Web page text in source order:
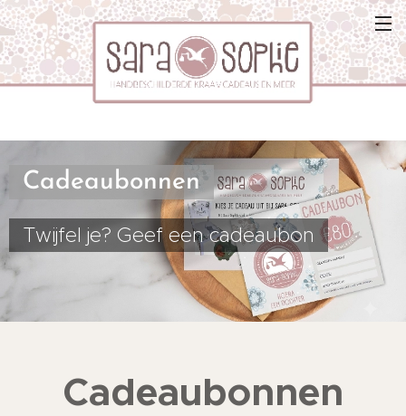
Cadeaubonnen
Twijfel je? Geef een cadeaubon
Cadeaubonnen